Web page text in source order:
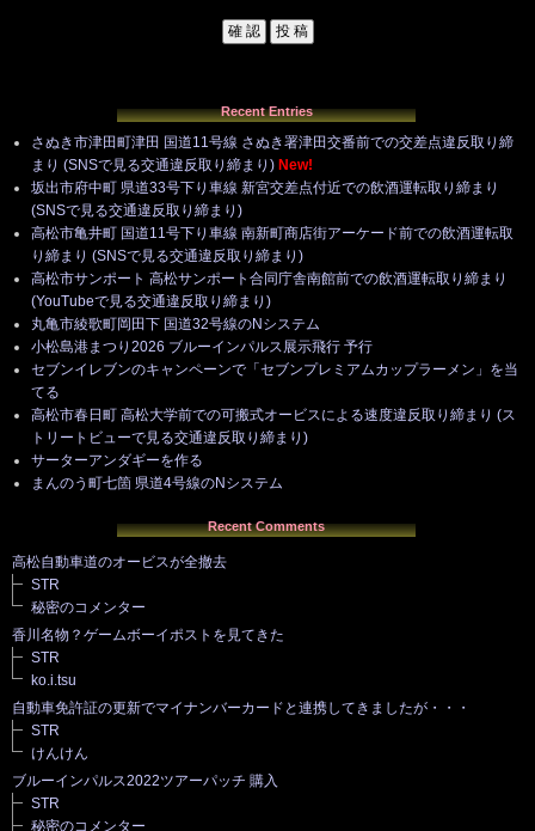
Recent Entries
さぬき市津田町津田 国道11号線 さぬき署津田交番前での交差点違反取り締
まり (SNSで見る交通違反取り締まり) New!
坂出市府中町 県道33号下り車線 新宮交差点付近での飲酒運転取り締まり
(SNSで見る交通違反取り締まり)
高松市亀井町 国道11号下り車線 南新町商店街アーケード前での飲酒運転取
り締まり (SNSで見る交通違反取り締まり)
高松市サンポート 高松サンポート合同庁舎南館前での飲酒運転取り締まり
(YouTubeで見る交通違反取り締まり)
丸亀市綾歌町岡田下 国道32号線のNシステム
小松島港まつり2026 ブルーインパルス展示飛行 予行
セブンイレブンのキャンペーンで「セブンプレミアムカップラーメン」を当
てる
高松市春日町 高松大学前での可搬式オービスによる速度違反取り締まり (ス
トリートビューで見る交通違反取り締まり)
サーターアンダギーを作る
まんのう町七箇 県道4号線のNシステム
Recent Comments
高松自動車道のオービスが全撤去
STR
秘密のコメンター
香川名物？ゲームボーイポストを見てきた
STR
ko.i.tsu
自動車免許証の更新でマイナンバーカードと連携してきましたが・・・
STR
けんけん
ブルーインパルス2022ツアーパッチ 購入
STR
秘密のコメンター